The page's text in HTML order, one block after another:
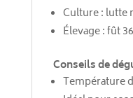
Culture : lutte
Élevage : fût
Conseils de
Température